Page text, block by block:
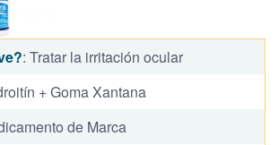
: Tratar la irritación ocular
+ Goma Xantana
de Marca